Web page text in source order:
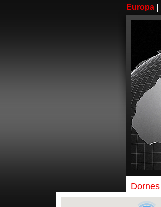
Europa|
Dornes
2